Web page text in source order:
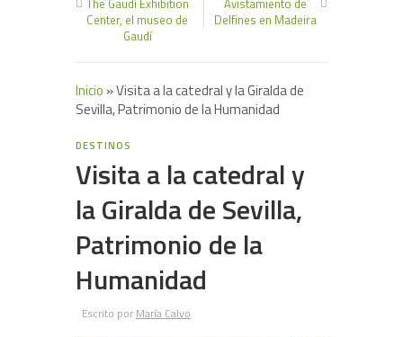
Center, el museo de
Gaudí
Delfines en Madeira
Inicio »Visita a la catedral y la Giralda de
Sevilla, Patrimonio de la Humanidad
DESTINOS
Visita a la catedral y
la Giralda de Sevilla,
Patrimonio de la
Humanidad
Escrito por María Calvo